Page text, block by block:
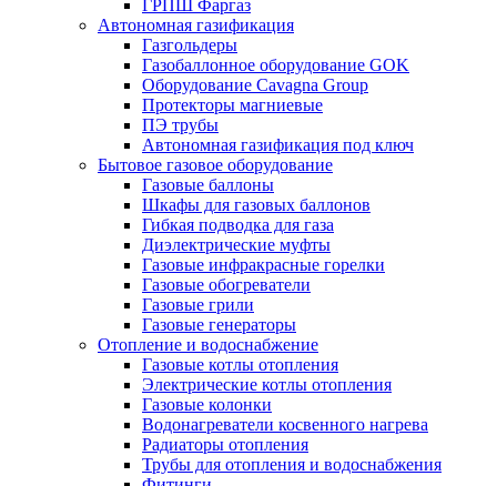
ГРПШ Фаргаз
Автономная газификация
Газгольдеры
Газобаллонное оборудование GOK
Оборудование Cavagna Group
Протекторы магниевые
ПЭ трубы
Автономная газификация под ключ
Бытовое газовое оборудование
Газовые баллоны
Шкафы для газовых баллонов
Гибкая подводка для газа
Диэлектрические муфты
Газовые инфракрасные горелки
Газовые обогреватели
Газовые грили
Газовые генераторы
Отопление и водоснабжение
Газовые котлы отопления
Электрические котлы отопления
Газовые колонки
Водонагреватели косвенного нагрева
Радиаторы отопления
Трубы для отопления и водоснабжения